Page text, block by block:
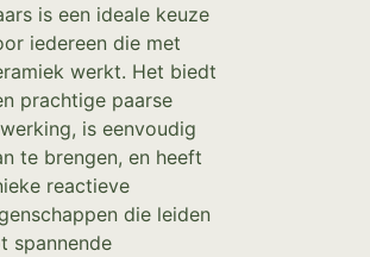
is een ideale keuze
iedereen die met
werkt. Het biedt
prachtige paarse
is eenvoudig
te brengen, en heeft
reactieve
die leiden
spannende